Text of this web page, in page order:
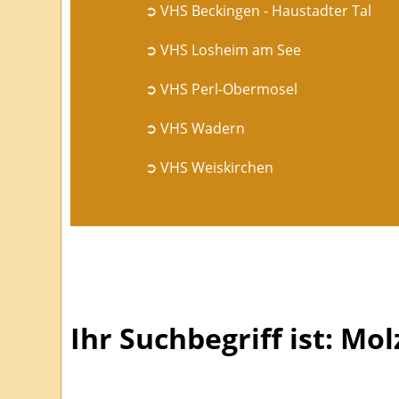
➲ VHS Beckingen - Haustadter Tal
➲ VHS Losheim am See
➲ VHS Perl-Obermosel
➲ VHS Wadern
➲ VHS Weiskirchen
Ihr Suchbegriff ist: